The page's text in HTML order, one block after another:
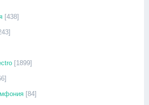
[438]
[1899]
[84]